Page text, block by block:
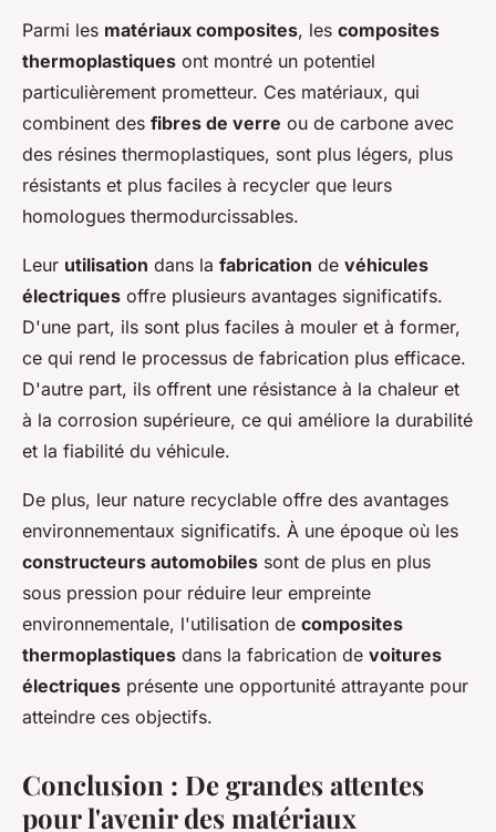
Parmi les matériaux composites, les composites
thermoplastiques ont montré un potentiel
particulièrement prometteur. Ces matériaux, qui
combinent des fibres de verre ou de carbone avec
des résines thermoplastiques, sont plus légers, plus
résistants et plus faciles à recycler que leurs
homologues thermodurcissables.
Leur utilisation dans la fabrication de véhicules
électriques offre plusieurs avantages significatifs.
D'une part, ils sont plus faciles à mouler et à former,
ce qui rend le processus de fabrication plus efficace.
D'autre part, ils offrent une résistance à la chaleur et
à la corrosion supérieure, ce qui améliore la durabilité
et la fiabilité du véhicule.
De plus, leur nature recyclable offre des avantages
environnementaux significatifs. À une époque où les
constructeurs automobiles sont de plus en plus
sous pression pour réduire leur empreinte
environnementale, l'utilisation de composites
thermoplastiques dans la fabrication de voitures
électriques présente une opportunité attrayante pour
atteindre ces objectifs.
Conclusion : De grandes attentes
pour l'avenir des matériaux